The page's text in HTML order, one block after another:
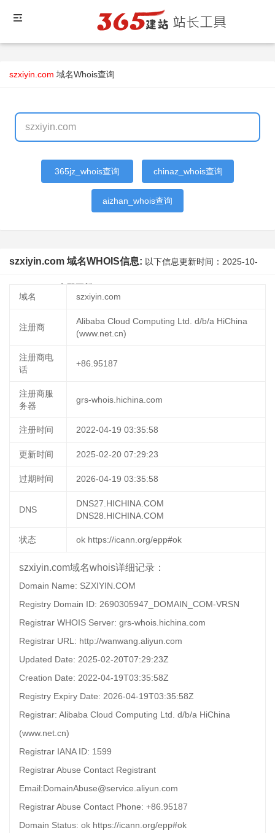
szxiyin.com 域名Whois查询
365jz_whois查询 chinaz_whois查询
aizhan_whois查询
szxiyin.com 域名WHOIS信息: 以下信息更新时间： 2025-10-
立即更新
域名
szxiyin.com
注册商
Alibaba Cloud Computing Ltd. d/b/a HiChina
(www.net.cn)
注册商电
话
+86.95187
注册商服
务器
grs-whois.hichina.com
注册时间 2022-04-19 03:35:58
更新时间 2025-02-20 07:29:23
过期时间 2026-04-19 03:35:58
DNS
DNS27.HICHINA.COM
DNS28.HICHINA.COM
状态 ok https://icann.org/epp#ok
szxiyin.com域名whois详细记录：
Domain Name: SZXIYIN.COM
Registry Domain ID: 2690305947_DOMAIN_COM-VRSN
Registrar WHOIS Server: grs-whois.hichina.com
Registrar URL: http://wanwang.aliyun.com
Updated Date: 2025-02-20T07:29:23Z
Creation Date: 2022-04-19T03:35:58Z
Registry Expiry Date: 2026-04-19T03:35:58Z
Registrar: Alibaba Cloud Computing Ltd. d/b/a HiChina
(www.net.cn)
Registrar IANA ID: 1599
Registrar Abuse Contact Registrant
Email:DomainAbuse@service.aliyun.com
Registrar Abuse Contact Phone: +86.95187
Domain Status: ok https://icann.org/epp#ok